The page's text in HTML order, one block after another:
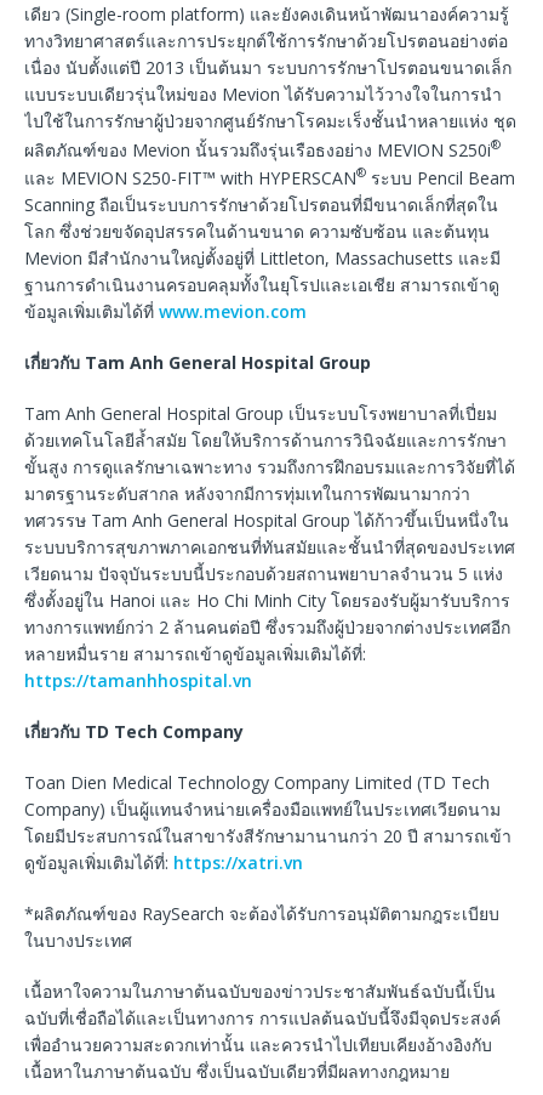
เดียว (Single-room platform) และยังคงเดินหน้าพัฒนาองค์ความรู้
ทางวิทยาศาสตร์และการประยุกต์ใช้การรักษาด้วยโปรตอนอย่างต่อ
เนื่อง นับตั้งแต่ปี 2013 เป็นต้นมา ระบบการรักษาโปรตอนขนาดเล็ก
แบบระบบเดียวรุ่นใหม่ของ Mevion ได้รับความไว้วางใจในการนำ
ไปใช้ในการรักษาผู้ป่วยจากศูนย์รักษาโรคมะเร็งชั้นนำหลายแห่ง ชุด
ผลิตภัณฑ์ของ Mevion นั้นรวมถึงรุ่นเรือธงอย่าง MEVION S250i®
และ MEVION S250-FIT™ with HYPERSCAN® ระบบ Pencil Beam
Scanning ถือเป็นระบบการรักษาด้วยโปรตอนที่มีขนาดเล็กที่สุดใน
โลก ซึ่งช่วยขจัดอุปสรรคในด้านขนาด ความซับซ้อน และต้นทุน
Mevion มีสำนักงานใหญ่ตั้งอยู่ที่ Littleton, Massachusetts และมี
ฐานการดำเนินงานครอบคลุมทั้งในยุโรปและเอเชีย สามารถเข้าดู
ข้อมูลเพิ่มเติมได้ที่ www.mevion.com
เกี่ยวกับ Tam Anh General Hospital Group
Tam Anh General Hospital Group เป็นระบบโรงพยาบาลที่เปี่ยม
ด้วยเทคโนโลยีล้ำสมัย โดยให้บริการด้านการวินิจฉัยและการรักษา
ขั้นสูง การดูแลรักษาเฉพาะทาง รวมถึงการฝึกอบรมและการวิจัยที่ได้
มาตรฐานระดับสากล หลังจากมีการทุ่มเทในการพัฒนามากว่า
ทศวรรษ Tam Anh General Hospital Group ได้ก้าวขึ้นเป็นหนึ่งใน
ระบบบริการสุขภาพภาคเอกชนที่ทันสมัยและชั้นนำที่สุดของประเทศ
เวียดนาม ปัจจุบันระบบนี้ประกอบด้วยสถานพยาบาลจำนวน 5 แห่ง
ซึ่งตั้งอยู่ใน Hanoi และ Ho Chi Minh City โดยรองรับผู้มารับบริการ
ทางการแพทย์กว่า 2 ล้านคนต่อปี ซึ่งรวมถึงผู้ป่วยจากต่างประเทศอีก
หลายหมื่นราย สามารถเข้าดูข้อมูลเพิ่มเติมได้ที่:
https://tamanhhospital.vn
เกี่ยวกับ TD Tech Company
Toan Dien Medical Technology Company Limited (TD Tech
Company) เป็นผู้แทนจำหน่ายเครื่องมือแพทย์ในประเทศเวียดนาม
โดยมีประสบการณ์ในสาขารังสีรักษามานานกว่า 20 ปี สามารถเข้า
ดูข้อมูลเพิ่มเติมได้ที่: https://xatri.vn
*ผลิตภัณฑ์ของ RaySearch จะต้องได้รับการอนุมัติตามกฎระเบียบ
ในบางประเทศ
เนื้อหาใจความในภาษาต้นฉบับของข่าวประชาสัมพันธ์ฉบับนี้เป็น
ฉบับที่เชื่อถือได้และเป็นทางการ การแปลต้นฉบับนี้จึงมีจุดประสงค์
เพื่ออำนวยความสะดวกเท่านั้น และควรนำไปเทียบเคียงอ้างอิงกับ
เนื้อหาในภาษาต้นฉบับ ซึ่งเป็นฉบับเดียวที่มีผลทางกฎหมาย